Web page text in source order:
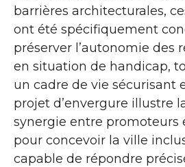
barrières architecturales,
ont été spécifiquement
préserver l’autonomie des
en situation de handicap,
un cadre de vie sécurisant
projet d’envergure illustre
synergie entre promoteurs
pour concevoir la ville
capable de répondre